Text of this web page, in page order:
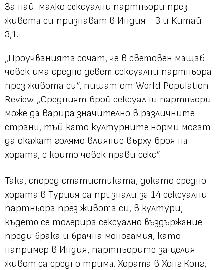
За най-малко сексуални партньори през
живота си признават в Индия - 3 и Китай -
3,1.
„Проучванията сочат, че в световен мащаб
човек има средно девет сексуални партньора
през живота си“, пишат от World Population
Review. „Средният брой сексуални партньори
може да варира значително в различните
страни, тъй като културните норми могат
да окажат голямо влияние върху броя на
хората, с които човек прави секс“.
Така, според статистиката, докато средно
хората в Турция са признали за 14 сексуални
партньора през живота си, в култури,
където се толерира сексуално въздържание
преди брака и брачна моногамия, като
например в Индия, партньорите за целия
живот са средно трима. Хората в Хонг Конг,